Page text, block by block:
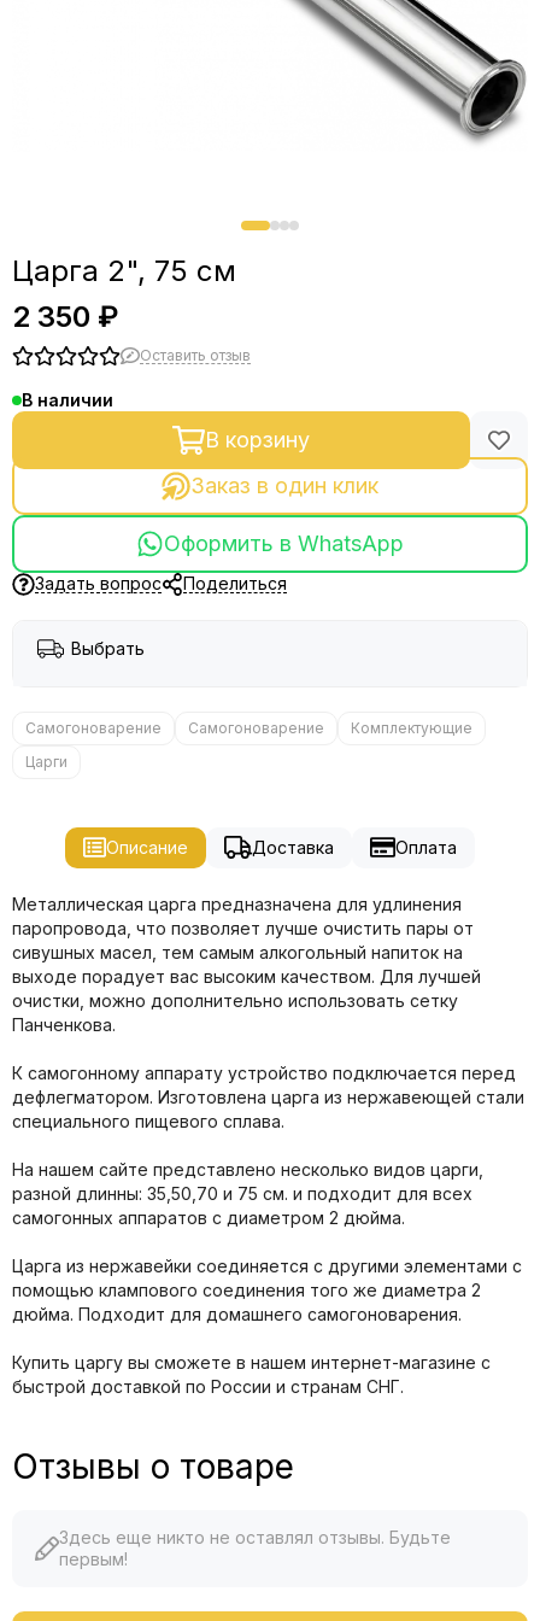
Царга 2", 75 см
2 350 ₽
Оставить отзыв
В наличии
В корзину
Заказ в один клик
Оформить в WhatsApp
Задать вопрос Поделиться
Выбрать
Самогоноварение Самогоноварение
Комплектующие
Царги
Описание Доставка Оплата
Металлическая царга предназначена для удлинения
паропровода, что позволяет лучше очистить пары от
сивушных масел, тем самым алкогольный напиток на
выходе порадует вас высоким качеством. Для лучшей
очистки, можно дополнительно использовать сетку
Панченкова.
К самогонному аппарату устройство подключается перед
дефлегматором. Изготовлена царга из нержавеющей стали
специального пищевого сплава.
На нашем сайте представлено несколько видов царги,
разной длинны: 35,50,70 и 75 см. и подходит для всех
самогонных аппаратов с диаметром 2 дюйма.
Царга из нержавейки соединяется с другими элементами с
помощью клампового соединения того же диаметра 2
дюйма. Подходит для домашнего самогоноварения.
Купить царгу вы сможете в нашем интернет-магазине с
быстрой доставкой по России и странам СНГ.
Отзывы о товаре
Здесь еще никто не оставлял отзывы. Будьте
первым!